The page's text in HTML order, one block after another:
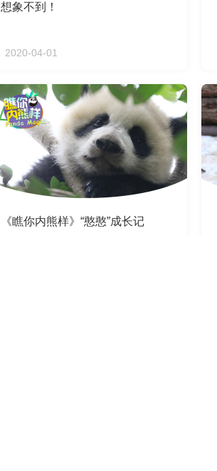
想象不到！
2020-04-01
《瞧你内熊样》“憨憨”成长记